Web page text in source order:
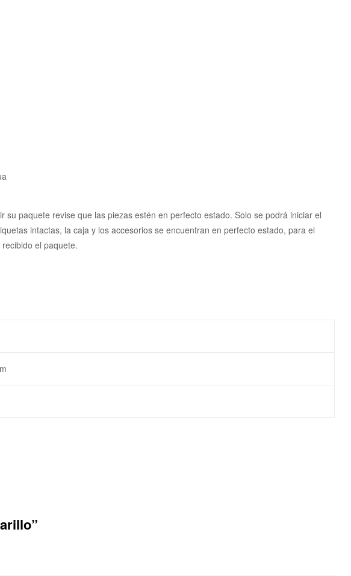
paquete revise que las piezas estén en perfecto estado. Solo se podrá iniciar el
intactas, la caja y los accesorios se encuentran en perfecto estado, para el
el paquete.